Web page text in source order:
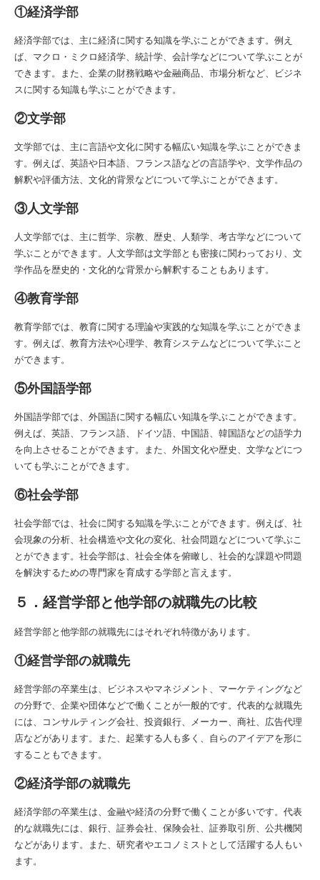
①経済学部
経済学部では、主に経済に関する知識を学ぶことができます。例え
ば、マクロ・ミクロ経済学、統計学、会計学などについて学ぶことが
できます。また、企業の財務戦略や金融商品、市場分析など、ビジネ
スに関する知識も学ぶことができます。
②文学部
文学部では、主に言語や文化に関する幅広い知識を学ぶことができま
す。例えば、英語や日本語、フランス語などの言語学や、文学作品の
解釈や評価方法、文化的背景などについて学ぶことができます。
③人文学部
人文学部では、主に哲学、宗教、歴史、人類学、考古学などについて
学ぶことができます。人文学部は文学部とも密接に関わっており、文
学作品を歴史的・文化的な背景から解釈することもあります。
④教育学部
教育学部では、教育に関する理論や実践的な知識を学ぶことができま
す。例えば、教育方法や心理学、教育システムなどについて学ぶこと
ができます。
⑤外国語学部
外国語学部では、外国語に関する幅広い知識を学ぶことができます。
例えば、英語、フランス語、ドイツ語、中国語、韓国語などの語学力
を向上させることができます。また、外国文化や歴史、文学などにつ
いても学ぶことができます。
⑥社会学部
社会学部では、社会に関する知識を学ぶことができます。例えば、社
会現象の分析、社会構造や文化の変化、社会問題などについて学ぶこ
とができます。社会学部は、社会全体を俯瞰し、社会的な課題や問題
を解決するための専門家を育成する学部と言えます。
５．経営学部と他学部の就職先の比較
経営学部と他学部の就職先にはそれぞれ特徴があります。
①経営学部の就職先
経営学部の卒業生は、ビジネスやマネジメント、マーケティングなど
の分野で、企業や団体などで働くことが一般的です。代表的な就職先
には、コンサルティング会社、投資銀行、メーカー、商社、広告代理
店などがあります。また、起業する人も多く、自らのアイデアを形に
することもできます。
②経済学部の就職先
経済学部の卒業生は、金融や経済の分野で働くことが多いです。代表
的な就職先には、銀行、証券会社、保険会社、証券取引所、公共機関
などがあります。また、研究者やエコノミストとして活躍する人もい
ます。